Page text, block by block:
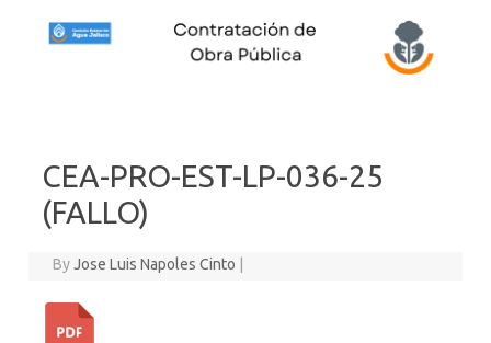
CEA-PRO-EST-LP-036-25
(FALLO)
ByJose Luis Napoles Cinto